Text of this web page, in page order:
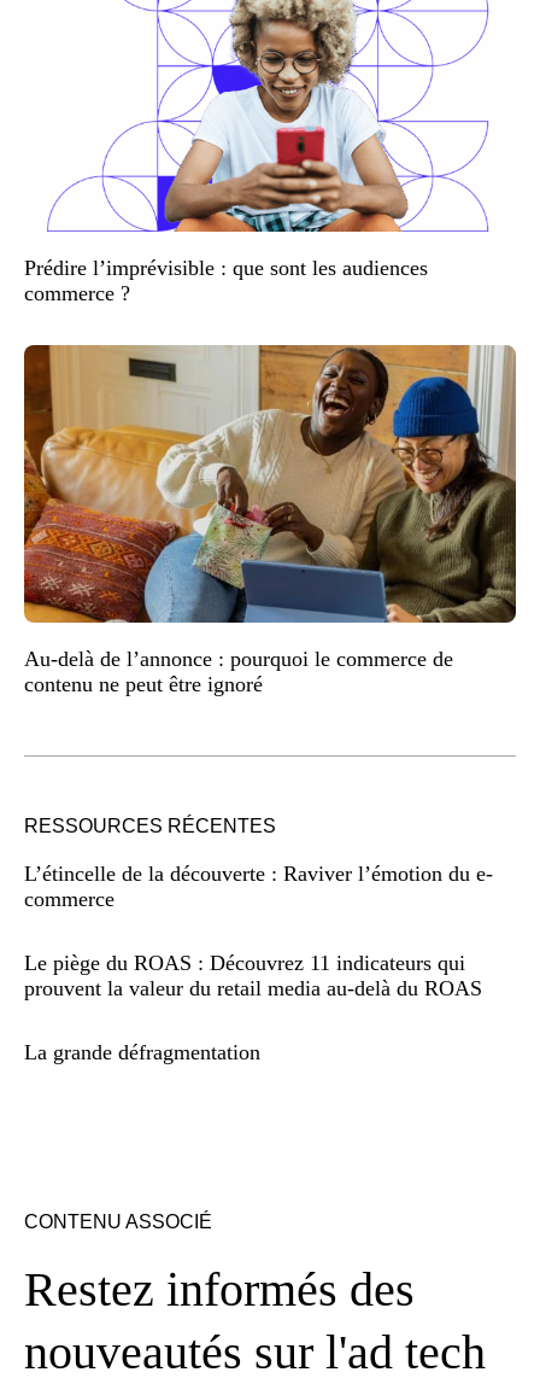
Prédire l’imprévisible : que sont les audiences
commerce ?
Au-delà de l’annonce : pourquoi le commerce de
contenu ne peut être ignoré
RESSOURCES RÉCENTES
L’étincelle de la découverte : Raviver l’émotion du e-
commerce
Le piège du ROAS : Découvrez 11 indicateurs qui
prouvent la valeur du retail media au-delà du ROAS
La grande défragmentation
CONTENU ASSOCIÉ
Restez informés des
nouveautés sur l'ad tech